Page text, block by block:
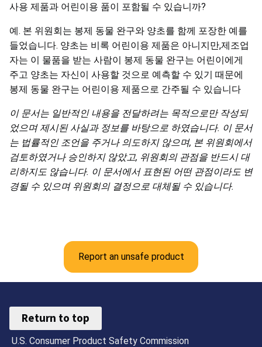
사용 제품과 어린이용 품이 포함될 수 있습니까?
예. 본 위원회는 봉제 동물 완구와 양초를 함께 포장한 예를
들었습니다. 양초는 비록 어린이용 제품은 아니지만,제조업
자는 이 물품을 받는 사람이 봉제 동물 완구는 어린이에게
주고 양초는 자신이 사용할 것으로 예측할 수 있기 때문에
봉제 동물 완구는 어린이용 제품으로 간주될 수 있습니다
이 문서는 일반적인 내용을 전달하려는 목적으로만 작성되
었으며 제시된 사실과 정보를 바탕으로 하였습니다. 이 문서
는 법률적인 조언을 주거나 의도하지 않으며, 본 위원회에서
검토하였거나 승인하지 않았고, 위원회의 관점을 반드시 대
리하지도 않습니다. 이 문서에서 표현된 어떤 관점이라도 변
경될 수 있으며 위원회의 결정으로 대체될 수 있습니다.
Report an unsafe product
Return to top
U.S. Consumer Product Safety Commission